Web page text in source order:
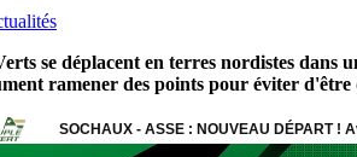
se déplacent en terres nordistes
ramener des points pour éviter d'être